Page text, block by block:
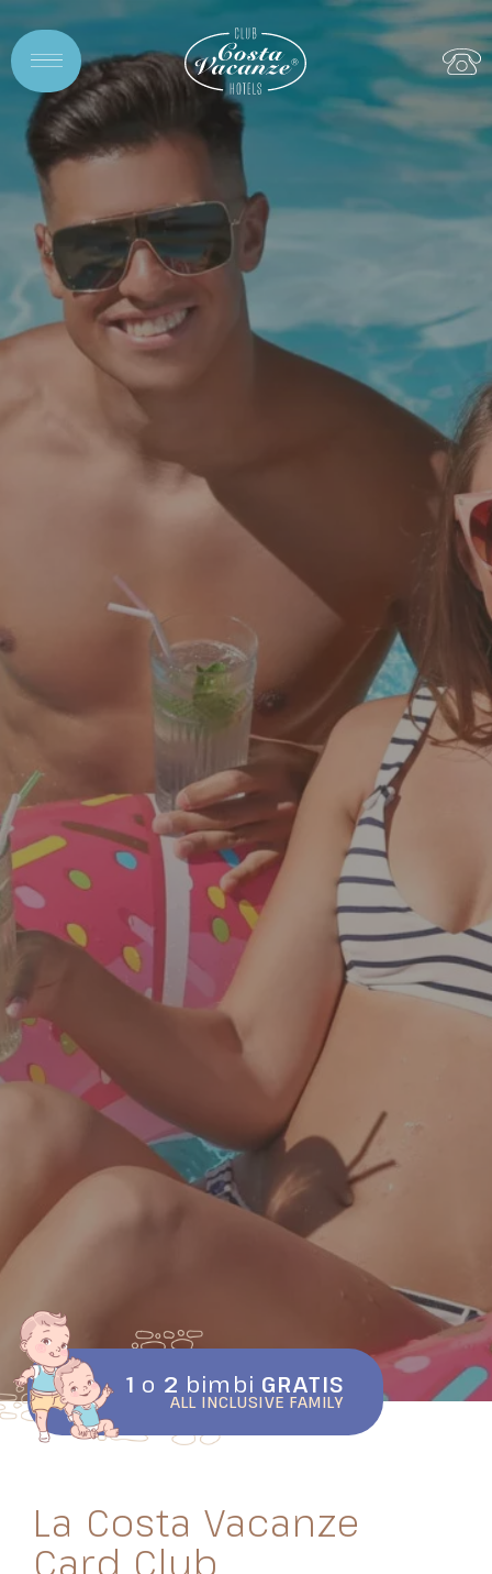
1 o 2 bimbi GRATIS
ALL INCLUSIVE FAMILY
La Costa Vacanze
Card Club